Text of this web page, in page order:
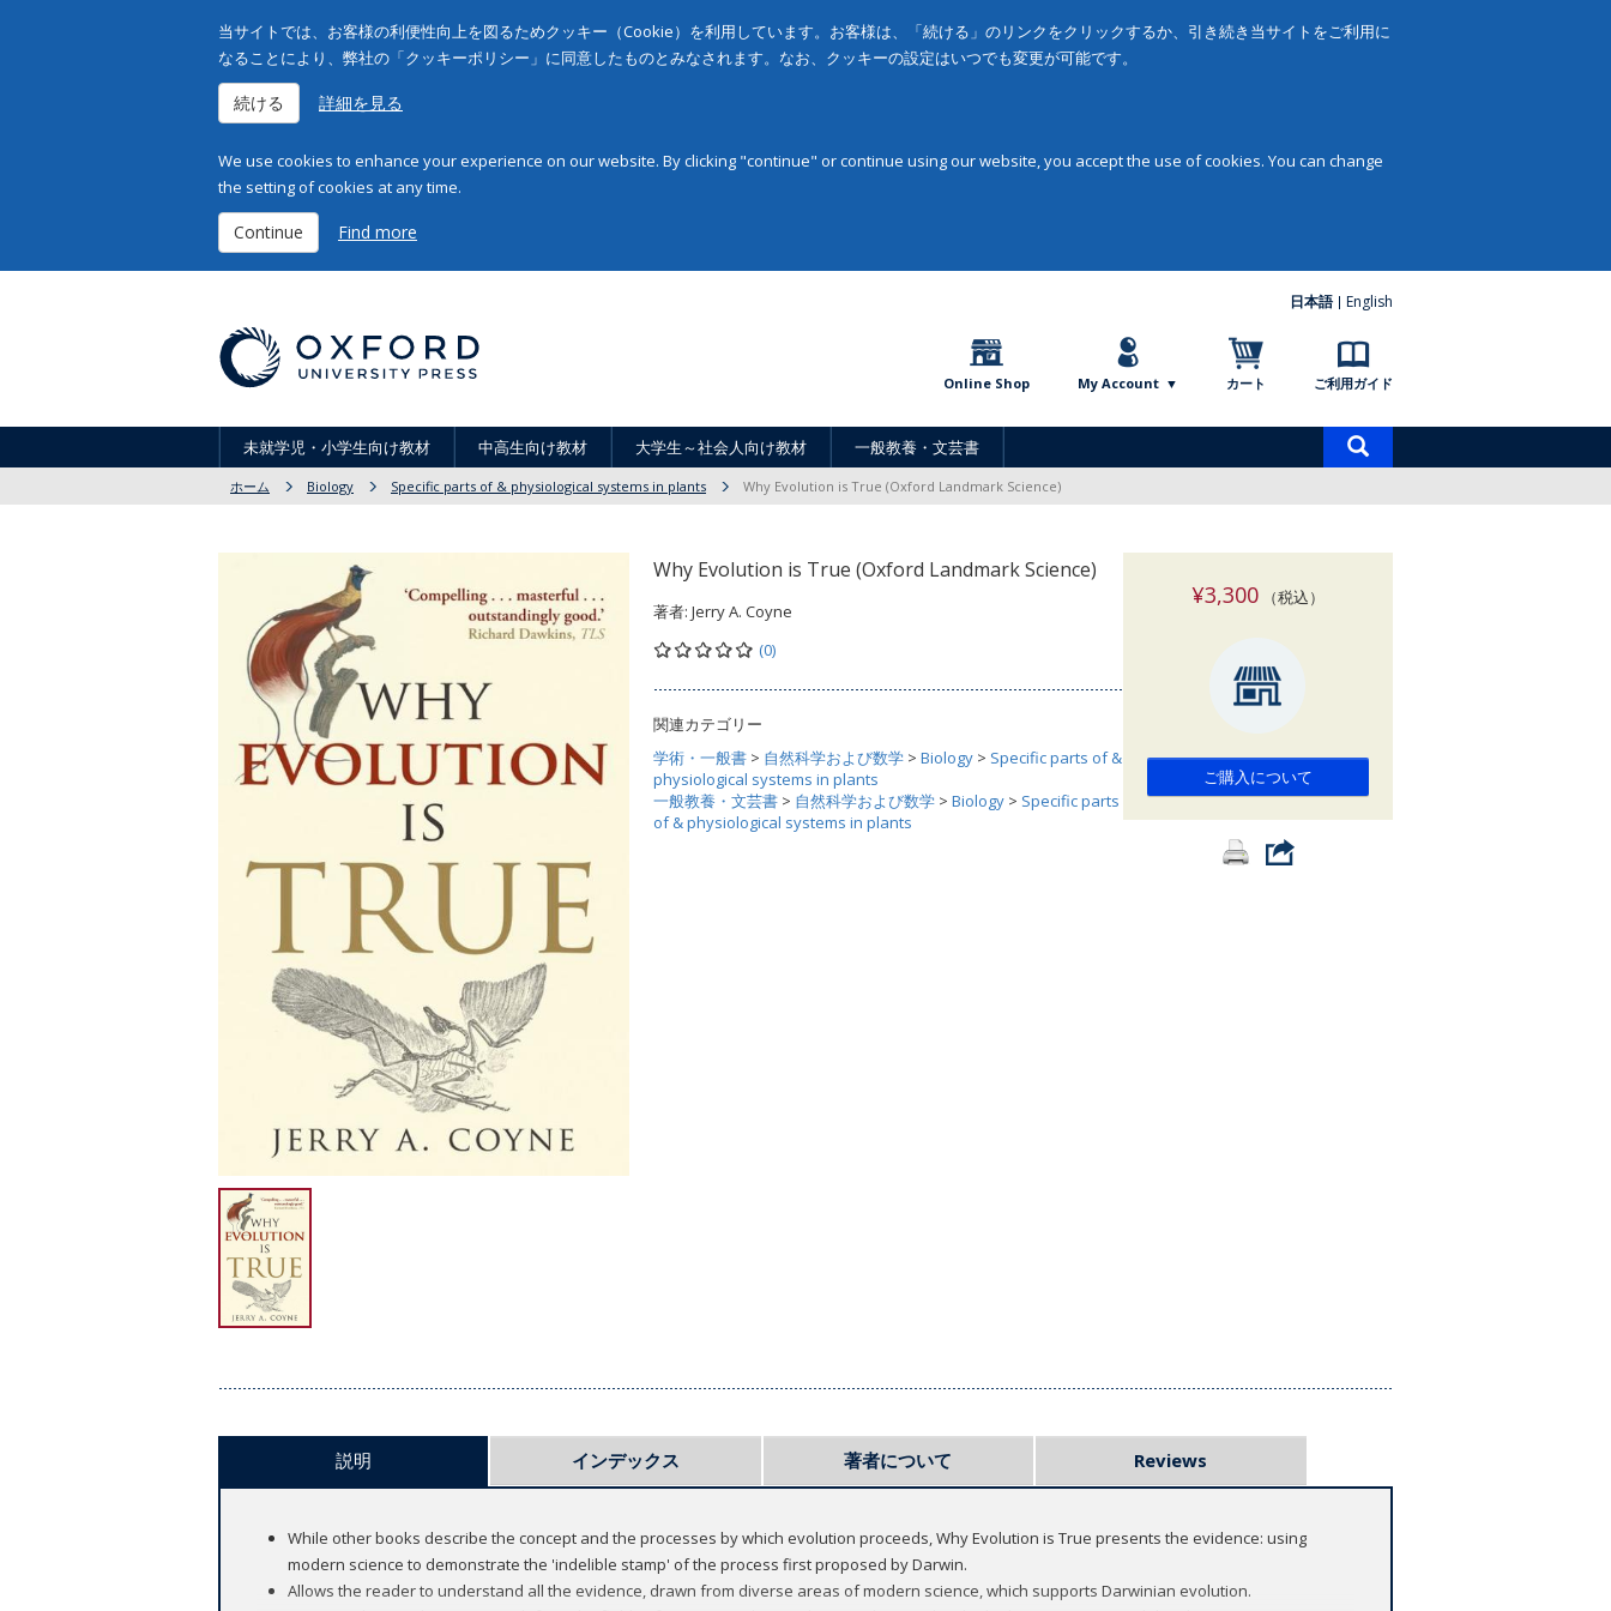
当サイトでは、お客様の利便性向上を図るためクッキー（Cookie）を利用しています。お客様は、「続ける」のリンクをクリックするか、引き続き当サイトをご利用に
なることにより、弊社の「クッキーポリシー」に同意したものとみなされます。なお、クッキーの設定はいつでも変更が可能です。
続ける 詳細を見る
We use cookies to enhance your experience on our website. By clicking "continue" or continue using our website, you accept the use of cookies. You can change
the setting of cookies at any time.
Continue Find more
日本語 English
Online Shop My Account カート ご利用ガイド
未就学児・小学生向け教材 中高生向け教材 大学生～社会人向け教材 一般教養・文芸書
索
ホーム Biology Specific parts of & physiological systems in plants Why Evolution is True (Oxford Landmark Science)
Why Evolution is True (Oxford Landmark Science)
著者: Jerry A. Coyne
(0)
関連カテゴリー
学術・一般書 > 自然科学および数学 > Biology > Specific parts of &
physiological systems in plants
一般教養・文芸書 > 自然科学および数学 > Biology > Specific parts
of & physiological systems in plants
¥3,300（税込）
ご購入について
説明 インデックス 著者について Reviews
While other books describe the concept and the processes by which evolution proceeds, Why Evolution is True presents the evidence: using
modern science to demonstrate the 'indelible stamp' of the process first proposed by Darwin.
Allows the reader to understand all the evidence, drawn from diverse areas of modern science, which supports Darwinian evolution.